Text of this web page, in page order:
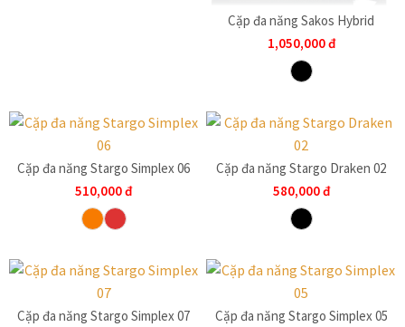
Cặp đa năng Sakos Hybrid
1,050,000đ
Cặp đa năng Stargo Simplex 06
510,000đ
Cặp đa năng Stargo Draken 02
580,000đ
Cặp đa năng Stargo Simplex 07
Cặp đa năng Stargo Simplex 05